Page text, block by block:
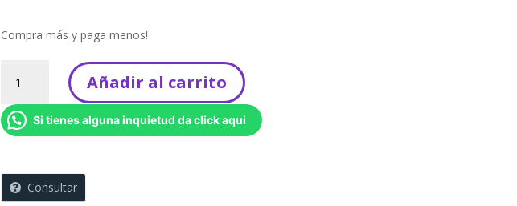
Compra más y paga menos!
Personalizada
15
Flores
(Con
Añadir al carrito
Si tienes alguna inquietud da click aqui
Consultar